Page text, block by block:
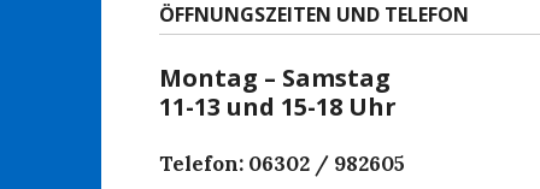
ÖFFNUNGSZEITEN UND TELEFON
Montag – Samstag
11-13 und 15-18 Uhr
Telefon: 06302 / 982605